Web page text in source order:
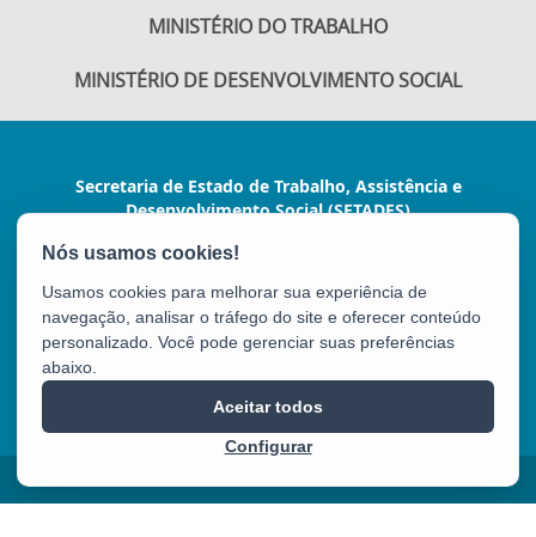
MINISTÉRIO DO TRABALHO
MINISTÉRIO DE DESENVOLVIMENTO SOCIAL
Secretaria de Estado de Trabalho, Assistência e
Desenvolvimento Social (SETADES)
Rua Dr. João Carlos Souza, nº 107, Ed. Green
CEP: 29057-530 - Vitória / ES
Tel.: 3636-6823
Usamos cookies para melhorar sua experiência de
navegação, analisar o tráfego do site e oferecer conteúdo
personalizado. Você pode gerenciar suas preferências
abaixo.
Configurar
Aceitar todos